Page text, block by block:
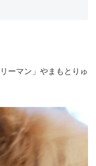
ーマン」やまもとりゅ